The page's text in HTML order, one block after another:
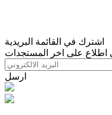
اشترك في القائمة البريدية
اطلاع على اخر المستجدات
ارسل